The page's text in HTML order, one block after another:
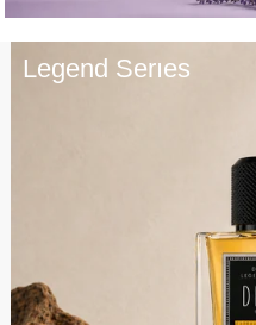
Legend Serıes